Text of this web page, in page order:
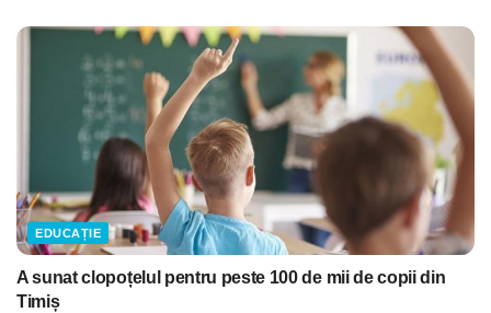
EDUCAȚIE
A sunat clopoțelul pentru peste 100 de mii de copii din
Timiș